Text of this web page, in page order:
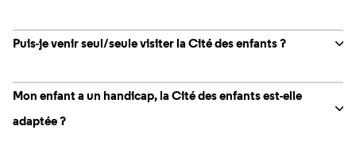
Puis-je venir seul/seule visiter la Cité des enfants ?
Mon enfant a un handicap, la Cité des enfants est-elle
adaptée ?